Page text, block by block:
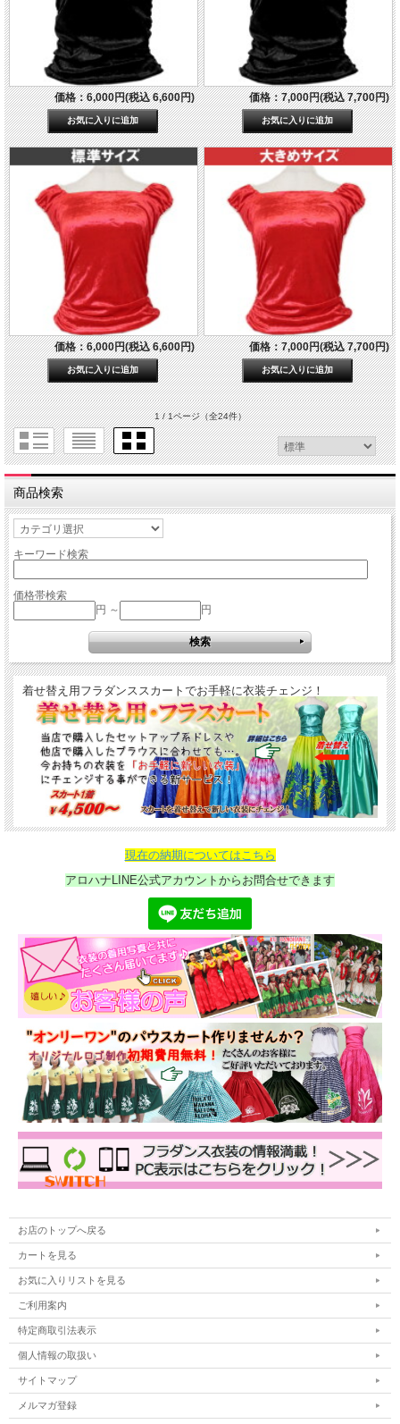
価格：6,000円(税込 6,600円) 価格：7,000円(税込 7,700円)
価格：6,000円(税込 6,600円) 価格：7,000円(税込 7,700円)
1 / 1ページ（全24件）
商品検索
キーワード検索
価格帯検索
円 ～
円
着せ替え用フラダンススカートでお手軽に衣装チェンジ！
現在の納期についてはこちら
アロハナLINE公式アカウントからお問合せできます
お店のトップへ戻る
カートを見る
お気に入りリストを見る
ご利用案内
特定商取引法表示
個人情報の取扱い
サイトマップ
メルマガ登録